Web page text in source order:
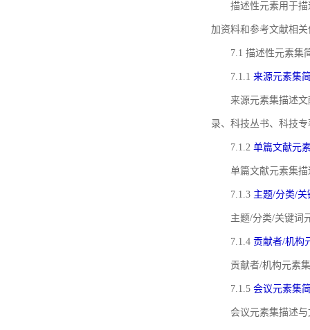
描述性元素用于
加资料和参考文献相
7.1 描述性元素集
7.1.1 来源元素集
来源元素集描述
录、科技丛书、科技
7.1.2 单篇文献元
单篇文献元素集
7.1.3 主题/分类/
主题/分类/关键词
7.1.4 贡献者/机构
贡献者/机构元素
7.1.5 会议元素集
会议元素集描述